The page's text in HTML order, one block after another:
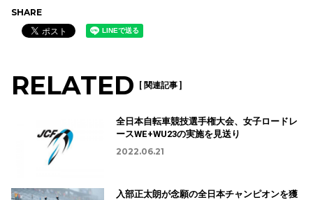
SHARE
RELATED [ 関連記事 ]
全日本自転車競技選手権大会、女子ロードレ
ースWE+WU23の実施を見送り
2022.06.21
入部正太朗が念願の全日本チャンピオンを獲